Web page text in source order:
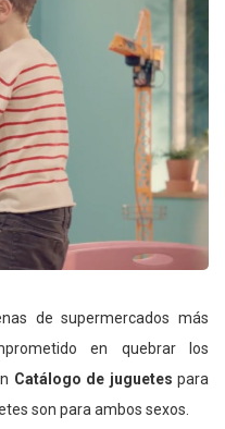
de supermercados más
en quebrar los
Catálogo de juguetes para
son para ambos sexos.